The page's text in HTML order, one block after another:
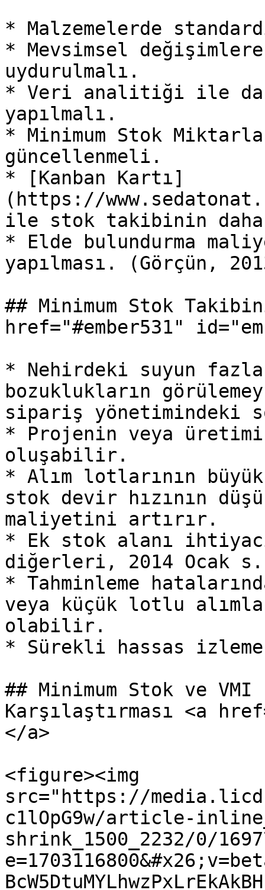
* Malzemelerde
* Mevsimsel değişimlere
uydurulmalı.
* Veri analitiği ile
yapılmalı.
* Minimum Stok
güncellenmeli.
* [Kanban Kartı]
(https://
ile stok takibinin daha
* Elde bulundurma
yapılması. (Görçün,
## Minimum Stok
href="#ember531"
* Nehirdeki suyun fazla
bozuklukların
sipariş yönetimindeki
* Projenin veya
oluşabilir.
* Alım lotlarının
stok devir hızının
maliyetini artırır.
* Ek stok alanı
diğerleri, 2014 Ocak
* Tahminleme
veya küçük lotlu
olabilir.
* Sürekli hassas
## Minimum Stok ve
Karşılaştırması <a
</a>
<figure><img
src="https://
c1lOpG9w/article-
shrink_1500_2232/0/